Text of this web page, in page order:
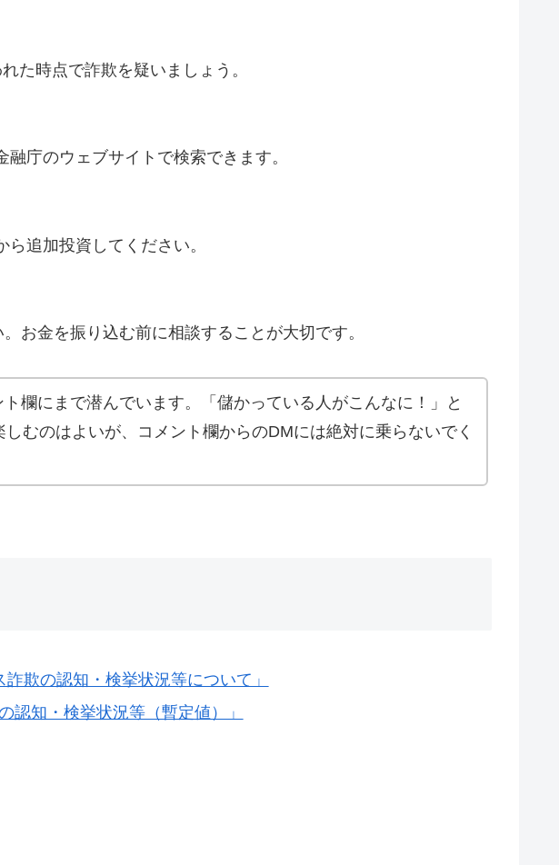
た時点で詐欺を疑いましょう。
庁のウェブサイトで検索できます。
追加投資してください。
お金を振り込む前に相談することが大切です。
欄にまで潜んでいます。「儲かっている人がこんなに！」と
むのはよいが、コメント欄からのDMには絶対に乗らないでく
欺の認知・検挙状況等について」
知・検挙状況等（暫定値）」